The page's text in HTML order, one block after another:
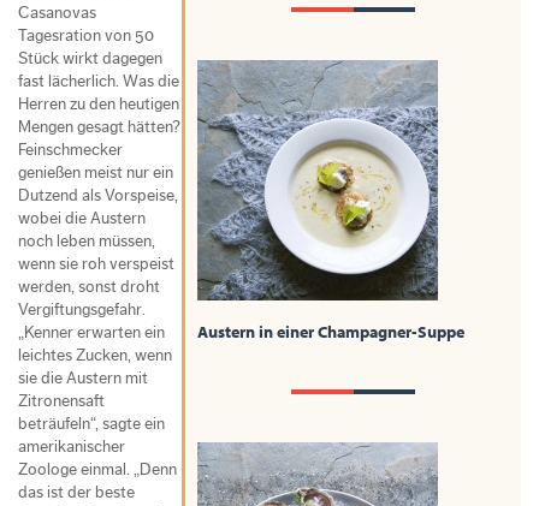
Austern in einer Champagner-Suppe
Casanovas
Tagesration von 50
Stück wirkt dagegen
fast lächerlich. Was die
Herren zu den heutigen
Mengen gesagt hätten?
Feinschmecker
genießen meist nur ein
Dutzend als Vorspeise,
wobei die Austern
noch leben müssen,
wenn sie roh verspeist
werden, sonst droht
Vergiftungsgefahr.
„Kenner erwarten ein
leichtes Zucken, wenn
sie die Austern mit
Zitronensaft
beträufeln“, sagte ein
amerikanischer
Zoologe einmal. „Denn
das ist der beste